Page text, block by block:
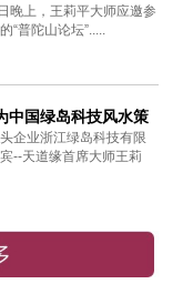
晚上，王莉平大师应邀参
“普陀山论坛”.....
中国绿岛科技风水策
企业浙江绿岛科技有限
--天道缘首席大师王莉